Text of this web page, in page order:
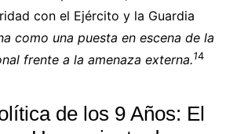
con el Ejército y la Guardia
como una puesta en escena de la
frente a la amenaza externa.14
de los 9 Años: El